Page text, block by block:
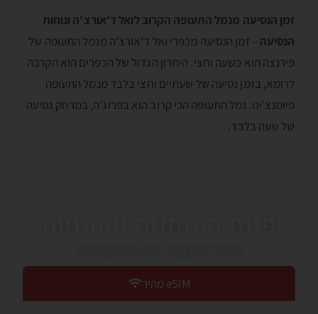
זמן הנסיעה מנמל התעופה הקרוב לואל ד'אורצ'ה ונוחות
הנסיעה – זמן הנסיעה מכפרי ואל ד'אורצ'ה מנמל התעופה של
פירנצה הוא כשעה וחצי. היתרון הגדול של הכפרים הוא הקרבה
לרומא, בזמן נסיעה של שעתיים וחצי בלבד מנמל התעופה
פיומנצ'ינו. נמל התעופה הכי קרוב הוא בפרוג'ה, במרחק נסיעה
של שעה בלבד.
eSIM מהיר